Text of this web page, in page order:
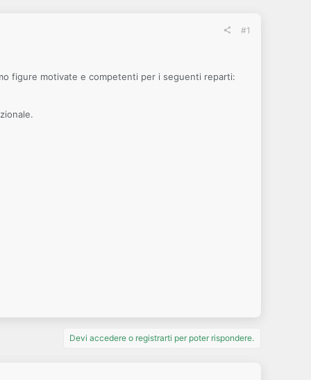
#1
figure motivate e competenti per i seguenti reparti:
Devi accedere o registrarti per poter rispondere.